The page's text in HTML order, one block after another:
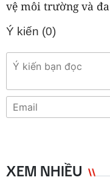
vệ môi trường và
Ý kiến (0)
XEM NHIỀU